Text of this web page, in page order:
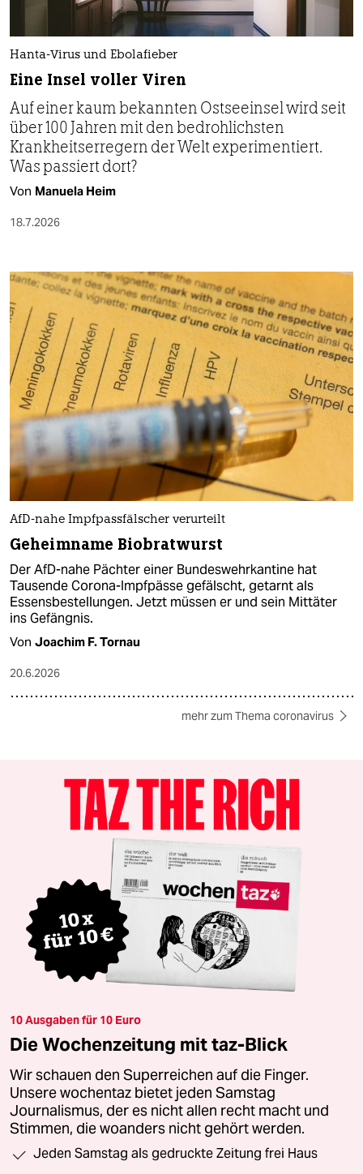
Hanta-Virus und Ebolafieber
Eine Insel voller Viren
Auf einer kaum bekannten Ostseeinsel wird seit
über 100 Jahren mit den bedrohlichsten
Krankheitserregern der Welt experimentiert.
Was passiert dort?
Von Manuela Heim
18.7.2026
AfD-nahe Impfpassfälscher verurteilt
Geheimname Biobratwurst
Der AfD-nahe Pächter einer Bundeswehrkantine hat
Tausende Corona-Impfpässe gefälscht, getarnt als
Essensbestellungen. Jetzt müssen er und sein Mittäter
ins Gefängnis.
Von Joachim F. Tornau
20.6.2026
mehr zum Thema coronavirus
10 Ausgaben für 10 Euro
Die Wochenzeitung mit taz-Blick
Wir schauen den Superreichen auf die Finger.
Unsere wochentaz bietet jeden Samstag
Journalismus, der es nicht allen recht macht und
Stimmen, die woanders nicht gehört werden.
Jeden Samstag als gedruckte Zeitung frei Haus